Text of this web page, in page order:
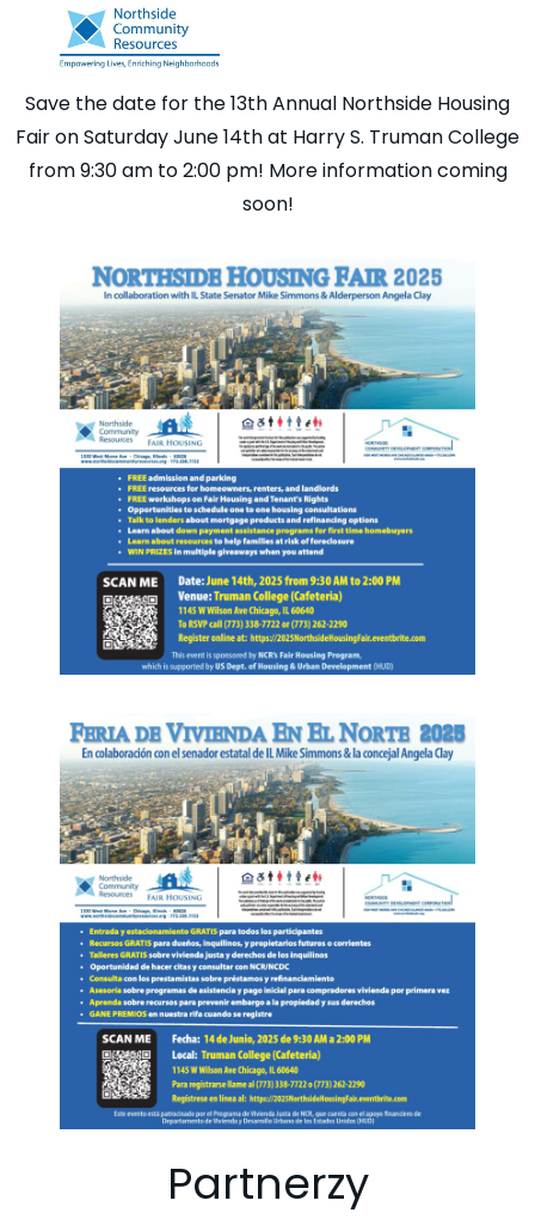
Save the date for the 13th Annual Northside Housing
Fair on Saturday June 14th at Harry S. Truman College
from 9:30 am to 2:00 pm! More information coming
soon!
Partnerzy